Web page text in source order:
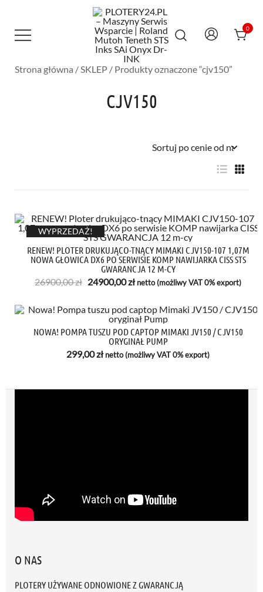
treści
PLOTERY24.PL – MASZYNY SERWIS
STS INKS SAI ONYX DR-INK
Maszyny Serwis Wsparcie – Roland
0
Strona główna /SKLEP / Produkty oznaczone “cjv150”
CJV150
WYPRZEDAŻ!
RENEW! PLOTER DRUKUJĄCO-TNĄCY MIMAKI CJV150-107 1,07M
NOWA GŁOWICA DX6 PO SERWISIE KOMP NAWIJARKA CISS STS
GWARANCJA 12 M-CY
26900,00zł Pierwotna
26900,00 zł.
24900,00złAktualna
24900,00 zł.
netto (możliwy VAT 0% export)
NOWA! POMPA TUSZU POD CAPTOP MIMAKI JV150 / CJV150
ORYGINAŁ PUMP
299,00zł netto (możliwy VAT 0% export)
O NAS
PLOTERY UŻYWANE ODNOWIONE Z GWARANCJĄ